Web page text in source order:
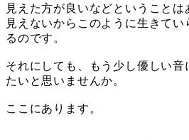
見えた方が良いなどということは
見えないからこのように生きて
るのです。
それにしても、もう少し優しい音
たいと思いませんか。
ここにあります。